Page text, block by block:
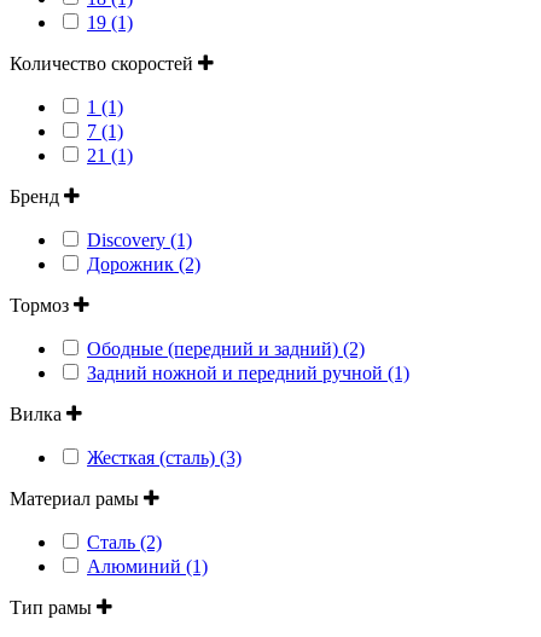
19 (1)
Количество скоростей
1 (1)
7 (1)
21 (1)
Бренд
Discovery (1)
Дорожник (2)
Тормоз
Ободные (передний и задний) (2)
Задний ножной и передний ручной (1)
Вилка
Жесткая (сталь) (3)
Материал рамы
Сталь (2)
Алюминий (1)
Тип рамы